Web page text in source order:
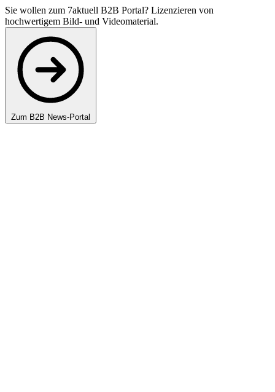
Sie wollen zum 7aktuell B2B Portal? Lizenzieren von
hochwertigem Bild- und Videomaterial.
Zum B2B News-Portal